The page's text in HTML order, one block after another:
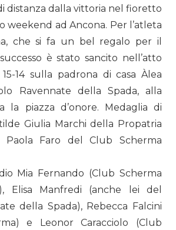
distanza dalla vittoria nel fioretto
weekend ad Ancona. Per l’atleta
che si fa un bel regalo per il
è stato sancito nell’atto
14 sulla padrona di casa Àlea
Ravennate della Spada, alla
la piazza d’onore. Medaglia di
Giulia Marchi della Propatria
Paola Faro del Club Scherma
Mia Fernando (Club Scherma
Elisa Manfredi (anche lei del
della Spada), Rebecca Falcini
e Leonor Caracciolo (Club